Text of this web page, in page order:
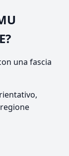
una fascia